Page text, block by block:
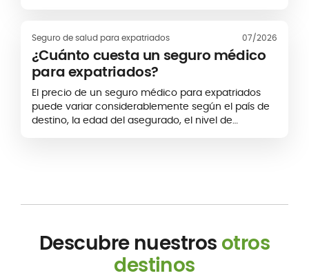
carenciao periodo de espera.
Seguro de salud para expatriados 07/2026
¿Cuánto cuesta un seguro médico
para expatriados?
El precio de un seguro médico para expatriados
puede variar considerablemente según el país de
destino, la edad del asegurado, el nivel de
Descubre nuestros otros
destinos